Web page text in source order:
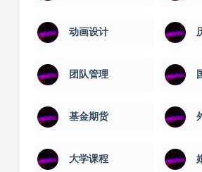
动画设计
团队管理
基金期货
大学课程